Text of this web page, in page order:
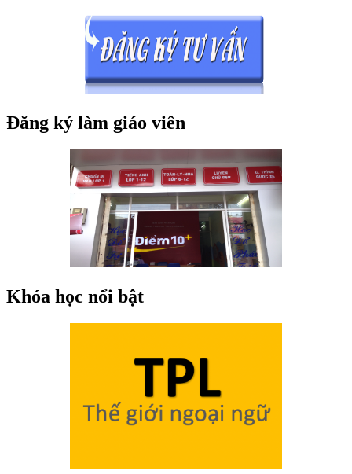
Đăng ký làm giáo viên
Khóa học nổi bật